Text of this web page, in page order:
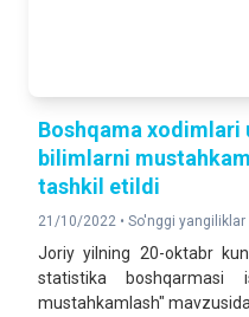
Boshqama xodimlari
bilimlarni
tashkil etildi
21/10/2022 • So'nggi yangiliklar
Joriy yilning 20-oktabr
statistika boshqarmasi
mustahkamlash"